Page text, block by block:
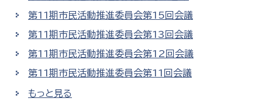
第11期市民活動推進委員会第15回会議
第11期市民活動推進委員会第13回会議
第11期市民活動推進委員会第12回会議
第11期市民活動推進委員会第11回会議
もっと見る